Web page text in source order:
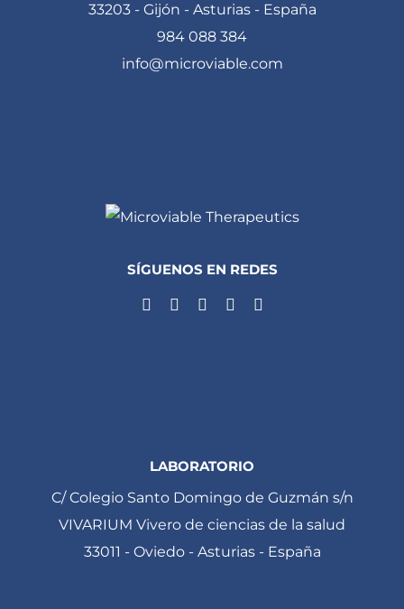
33203 - Gijón - Asturias - España
984 088 384
info@microviable.com
SÍGUENOS EN REDES
LABORATORIO
C/ Colegio Santo Domingo de Guzmán s/n
VIVARIUM Vivero de ciencias de la salud
33011 - Oviedo - Asturias - España